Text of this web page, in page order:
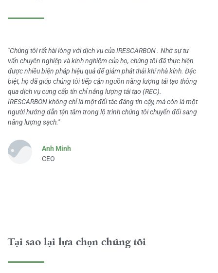
"Chúng tôi rất hài lòng với dịch vụ của IRESCARBON . Nhờ sự tư
vấn chuyên nghiệp và kinh nghiệm của họ, chúng tôi đã thực hiện
được nhiều biện pháp hiệu quả để giảm phát thải khí nhà kính. Đặc
biệt, họ đã giúp chúng tôi tiếp cận nguồn năng lượng tái tạo thông
qua dịch vụ cung cấp tín chỉ năng lượng tái tạo (REC).
IRESCARBON không chỉ là một đối tác đáng tin cậy, mà còn là một
người hướng dẫn tận tâm trong lộ trình chúng tôi chuyển đổi sang
năng lượng sạch."
Anh Minh
CEO
Tại sao lại lựa chọn chúng tôi